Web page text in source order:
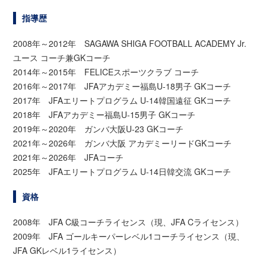
指導歴
2008年～2012年 SAGAWA SHIGA FOOTBALL ACADEMY Jr.
ユース コーチ兼GKコーチ
2014年～2015年 FELICEスポーツクラブ コーチ
2016年～2017年 JFAアカデミー福島U-18男子 GKコーチ
2017年 JFAエリートプログラム U-14韓国遠征 GKコーチ
2018年 JFAアカデミー福島U-15男子 GKコーチ
2019年～2020年 ガンバ大阪U-23 GKコーチ
2021年～2026年 ガンバ大阪 アカデミーリードGKコーチ
2021年～2026年 JFAコーチ
2025年 JFAエリートプログラム U-14日韓交流 GKコーチ
資格
2008年 JFA C級コーチライセンス（現、JFA Cライセンス）
2009年 JFA ゴールキーパーレベル1コーチライセンス（現、
JFA GKレベル1ライセンス）